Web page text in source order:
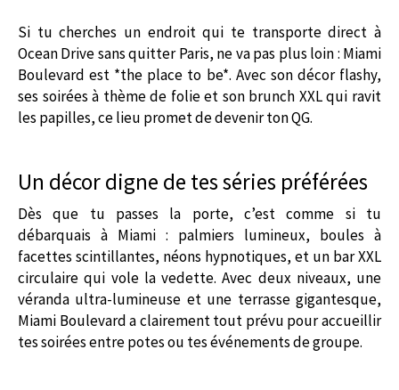
Si tu cherches un endroit qui te transporte direct à
Ocean Drive sans quitter Paris, ne va pas plus loin : Miami
Boulevard est *the place to be*. Avec son décor flashy,
ses soirées à thème de folie et son brunch XXL qui ravit
les papilles, ce lieu promet de devenir ton QG.
Un décor digne de tes séries préférées
Dès que tu passes la porte, c’est comme si tu
débarquais à Miami : palmiers lumineux, boules à
facettes scintillantes, néons hypnotiques, et un bar XXL
circulaire qui vole la vedette. Avec deux niveaux, une
véranda ultra-lumineuse et une terrasse gigantesque,
Miami Boulevard a clairement tout prévu pour accueillir
tes soirées entre potes ou tes événements de groupe.